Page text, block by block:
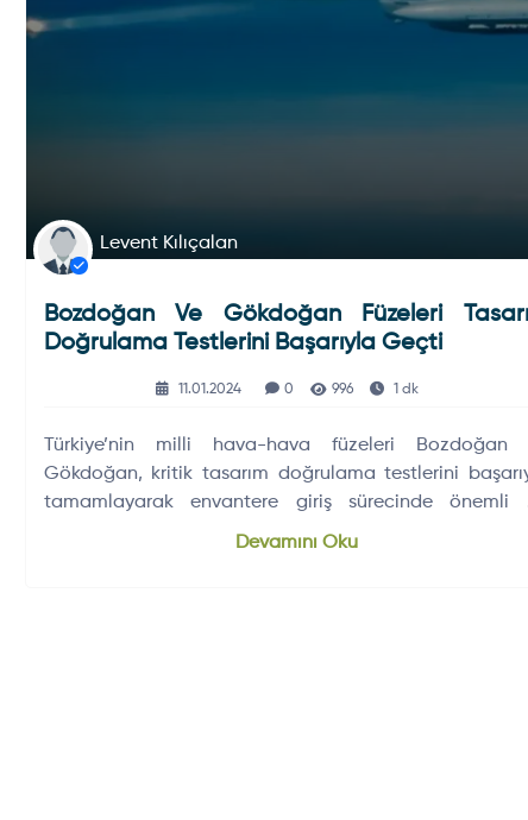
Levent Kılıçalan
Bozdoğan Ve Gökdoğan Füzeleri
Doğrulama Testlerini Başarıyla Geçti
11.01.2024 0 996 1 dk
Türkiye’nin milli hava-hava füzeleri Bozdoğan
Gökdoğan, kritik tasarım doğrulama testlerini
tamamlayarak envantere giriş sürecinde önemli
Devamını Oku